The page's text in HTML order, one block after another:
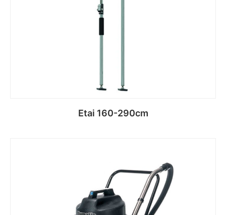
Etai 160-290cm